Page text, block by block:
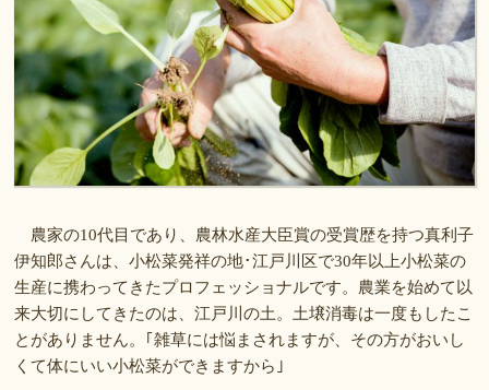
農家の10代目であり、農林水産大臣賞の受賞歴を持つ真利子
伊知郎さんは、小松菜発祥の地･江戸川区で30年以上小松菜の
生産に携わってきたプロフェッショナルです。農業を始めて以
来大切にしてきたのは、江戸川の土。土壌消毒は一度もしたこ
とがありません。｢雑草には悩まされますが、その方がおいし
くて体にいい小松菜ができますから｣